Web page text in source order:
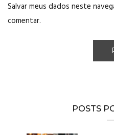
Salvar meus dados neste
comentar.
POSTS